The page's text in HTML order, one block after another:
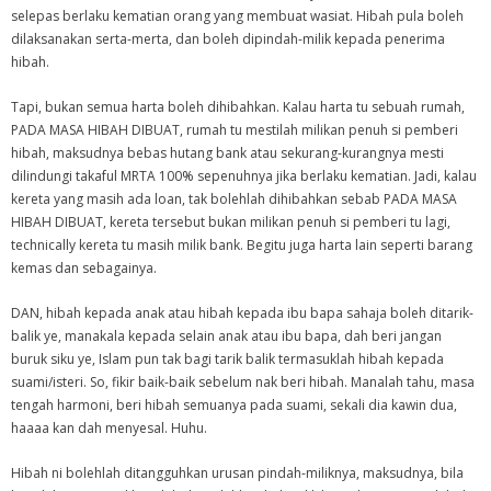
selepas berlaku kematian orang yang membuat wasiat. Hibah pula boleh
dilaksanakan serta-merta, dan boleh dipindah-milik kepada penerima
hibah.
Tapi, bukan semua harta boleh dihibahkan. Kalau harta tu sebuah rumah,
PADA MASA HIBAH DIBUAT, rumah tu mestilah milikan penuh si pemberi
hibah, maksudnya bebas hutang bank atau sekurang-kurangnya mesti
dilindungi takaful MRTA 100% sepenuhnya jika berlaku kematian. Jadi, kalau
kereta yang masih ada loan, tak bolehlah dihibahkan sebab PADA MASA
HIBAH DIBUAT, kereta tersebut bukan milikan penuh si pemberi tu lagi,
technically kereta tu masih milik bank. Begitu juga harta lain seperti barang
kemas dan sebagainya.
DAN, hibah kepada anak atau hibah kepada ibu bapa sahaja boleh ditarik-
balik ye, manakala kepada selain anak atau ibu bapa, dah beri jangan
buruk siku ye, Islam pun tak bagi tarik balik termasuklah hibah kepada
suami/isteri. So, fikir baik-baik sebelum nak beri hibah. Manalah tahu, masa
tengah harmoni, beri hibah semuanya pada suami, sekali dia kawin dua,
haaaa kan dah menyesal. Huhu.
Hibah ni bolehlah ditangguhkan urusan pindah-miliknya, maksudnya, bila